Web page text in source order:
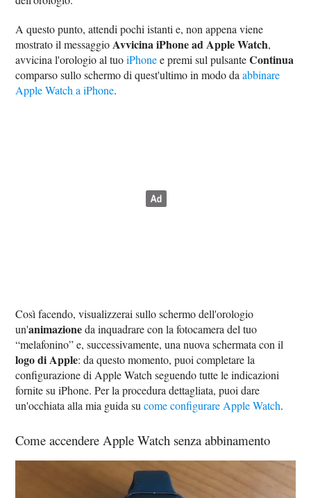
A questo punto, attendi pochi istanti e, non appena viene
mostrato il messaggio Avvicina iPhone ad Apple Watch,
avvicina l'orologio al tuoiPhonee premi sul pulsanteContinua
comparso sullo schermo di quest'ultimo in modo daabbinare
Apple Watch a iPhone.
Così facendo, visualizzerai sullo schermo dell'orologio
un'animazioneda inquadrare con la fotocamera del tuo
“melafonino” e, successivamente, una nuova schermata con il
logo di Apple: da questo momento, puoi completare la
configurazione di Apple Watch seguendo tutte le indicazioni
fornite su iPhone. Per la procedura dettagliata, puoi dare
un'occhiata alla mia guida sucome configurare Apple Watch.
Come accendere Apple Watch senza abbinamento